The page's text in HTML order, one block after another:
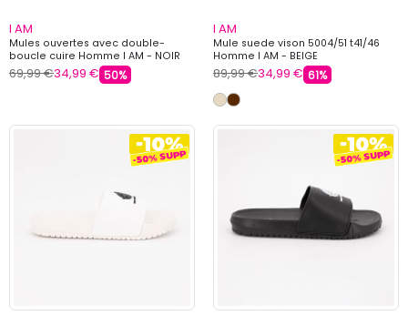
I AM
Mules ouvertes avec double-
boucle cuire Homme I AM - NOIR
69,99 €34,99 € 50%
I AM
Mule suede vison 5004/51 t41/46
Homme I AM - BEIGE
89,99 €34,99 € 61%